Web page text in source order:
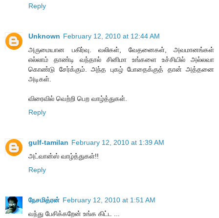
Reply
Unknown February 12, 2010 at 12:44 AM
அருமையான பகிர்வு. வலிகள், வேதனைகள், அவமானங்கள்
எல்லாம் தாண்டி வந்தால் சினிமா உங்களை உச்சியில் அல்லவா
கொண்டு சேர்க்கும். அந்த புகழ் போதைக்குத் தான் அத்தனை
அடிகள்.
விரைவில் வெற்றி பெற வாழ்த்துகள்.
Reply
gulf-tamilan February 12, 2010 at 1:39 AM
அட்வான்ஸ் வாழ்த்துகள்!!
Reply
நேசமித்ரன் February 12, 2010 at 1:51 AM
வந்து பேசிக்கறேன் உங்க கிட்ட ...